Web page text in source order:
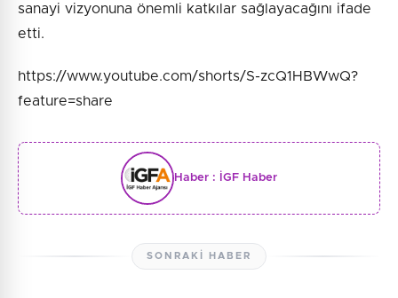
sanayi vizyonuna önemli katkılar sağlayacağını ifade
etti.
https://www.youtube.com/shorts/S-zcQ1HBWwQ?
feature=share
Haber : İGF Haber
SONRAKI HABER